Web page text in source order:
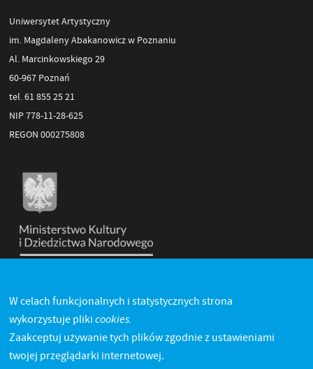
Uniwersytet Artystyczny
im. Magdaleny Abakanowicz w Poznaniu
Al. Marcinkowskiego 29
60-967 Poznań
tel. 61 855 25 21
NIP 778-11-28-625
REGON 000275808
W celach funkcjonalnych i statystycznych strona
wykorzystuje pliki cookies.
Zaakceptuj używanie tych plików zgodnie z ustawieniami
twojej przeglądarki internetowej.